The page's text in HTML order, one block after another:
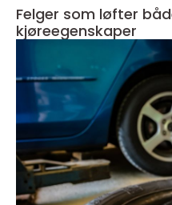
Felger som løfter
kjøreegenskaper